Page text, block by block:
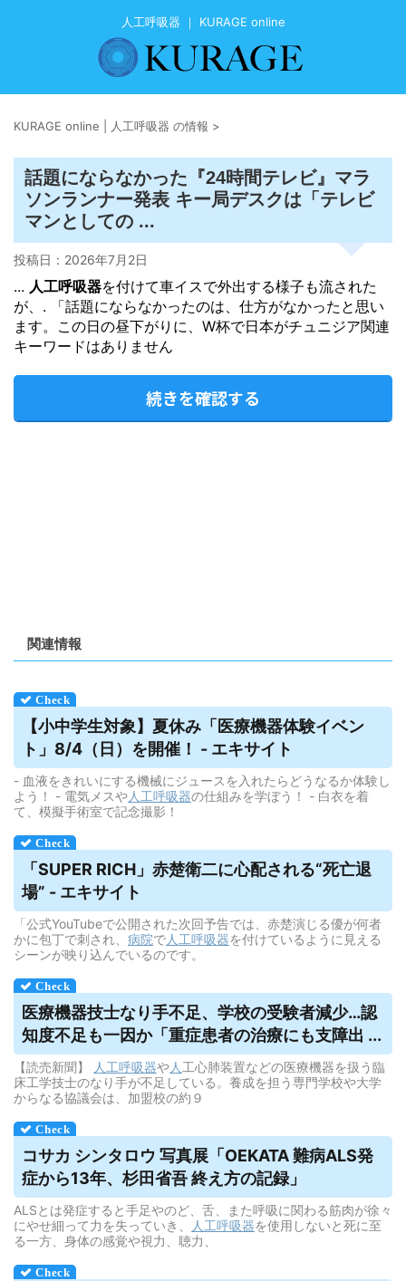
人工呼吸器 ｜ KURAGE online
KURAGE online | 人工呼吸器 の情報 >
話題にならなかった『24時間テレビ』マラ
ソンランナー発表 キー局デスクは「テレビ
マンとしての ...
投稿日： 2026年7月2日
... 人工呼吸器を付けて車イスで外出する様子も流された
が、. 「話題にならなかったのは、仕方がなかったと思い
ます。この日の昼下がりに、W杯で日本がチュニジア関連
キーワードはありません
続きを確認する
関連情報
【小中学生対象】夏休み「医療機器体験イベン
ト」8/4（日）を開催！ - エキサイト
- 血液をきれいにする機械にジュースを入れたらどうなるか体験し
よう！ - 電気メスや人工呼吸器の仕組みを学ぼう！ - 白衣を着
て、模擬手術室で記念撮影！
「SUPER RICH」赤楚衛二に心配される“死亡退
場” - エキサイト
「公式YouTubeで公開された次回予告では、赤楚演じる優が何者
かに包丁で刺され、 病院で人工呼吸器を付けているように見える
シーンが映り込んでいるのです。
医療機器技士なり手不足、学校の受験者減少…認
知度不足も一因か「重症患者の治療にも支障出 ...
【読売新聞】 人工呼吸器や人 工心肺装置などの医療機器を扱う臨
床工学技士のなり手が不足している。養成を担う専門学校や大学
からなる協議会は、加盟校の約９
コサカ シンタロウ 写真展「OEKATA 難病ALS発
症から13年、杉田省吾 終え方の記録」
ALSとは発症すると手足やのど、舌、また呼吸に関わる筋肉が徐々
にやせ細って力を失っていき、
人工呼吸器を使用しないと死に至
る一方、身体の感覚や視力、聴力、